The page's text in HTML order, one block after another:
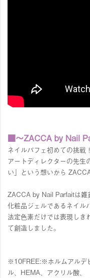
■～ZACCA by Nail
ネイルパフェ初めての挑戦！
アートディレクターの先生
い」という想いから
ZACCA by Nail Parfaitは雑
化粧品ジェルであるネイル
法定色素だけでは表現しき
て創造しました。
※10FREE:※ホルムアルデ
ル、HEMA、アクリル酸、